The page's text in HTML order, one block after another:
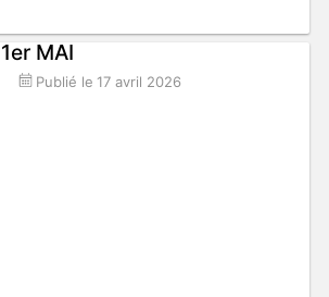
1er MAI
Publié le 17 avril 2026